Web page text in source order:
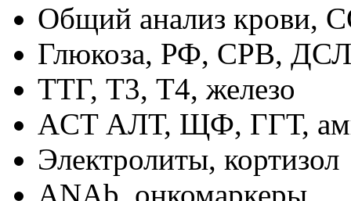
Общий анализ крови,
Глюкоза, РФ, СРВ,
ТТГ, Т3, Т4, железо
ACT АЛТ, ЩФ, ГГТ,
Электролиты, кортизол
ANAb, онкомаркеры